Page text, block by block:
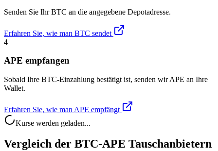
Senden Sie Ihr BTC an die angegebene Depotadresse.
Erfahren Sie, wie man BTC sendet
4
APE empfangen
Sobald Ihre BTC-Einzahlung bestätigt ist, senden wir APE an Ihre
Wallet.
Erfahren Sie, wie man APE empfängt
Kurse werden geladen...
Vergleich der BTC-APE Tauschanbietern